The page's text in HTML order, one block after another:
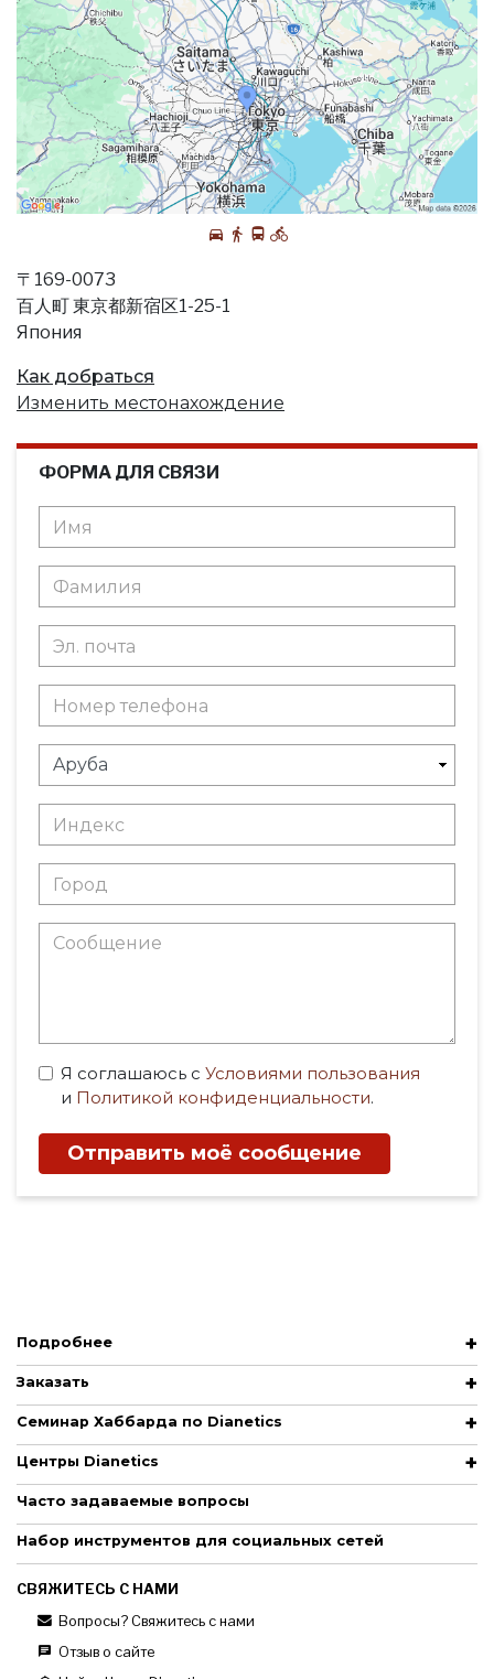
〒169-0073
百人町 東京都新宿区1-25-1
Япония
Как добраться
Изменить местонахождение
ФОРМА ДЛЯ СВЯЗИ
Я соглашаюсь с Условиями пользования
и Политикой конфиденциальности.
Отправить моё сообщение
Подробнее
Заказать
Семинар Хаббарда по Dianetics
Центры Dianetics
Часто задаваемые вопросы
Набор инструментов для социальных сетей
СВЯЖИТЕСЬ С НАМИ
Вопросы? Свяжитесь с нами
Отзыв о сайте